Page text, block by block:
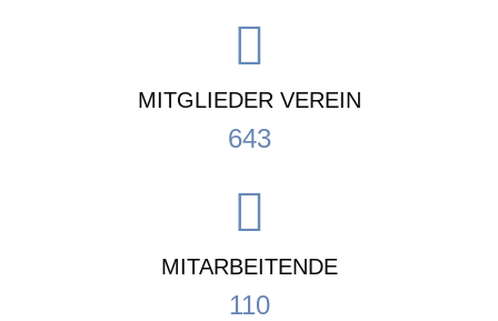
MITGLIEDER VEREIN
643
MITARBEITENDE
110